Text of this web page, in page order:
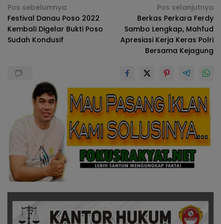
Navigasi
pos
Pos sebelumnya
Festival Danau Poso 2022
Kembali Digelar Bukti Poso
Sudah Kondusif
Pos selanjutnya
Berkas Perkara Ferdy
Sambo Lengkap, Mahfud
Apresiasi Kerja Keras Polri
Bersama Kejagung